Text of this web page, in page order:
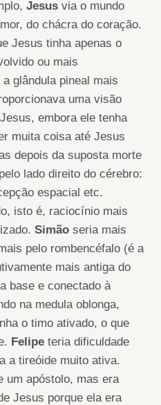
Jesus via o mundo
do chácra do coração.
Jesus tinha apenas o
ou mais
a glândula pineal mais
uma visão
embora ele tenha
muita coisa até Jesus
depois da suposta morte
lado direito do cérebro:
espacial etc.
isto é, raciocínio mais
Simão seria mais
pelo rombencéfalo (é a
mais antiga do
base e conectado à
na medula oblonga,
o timo ativado, o que
Felipe teria dificuldade
a tireóide muito ativa.
um apóstolo, mas era
Jesus porque ela era